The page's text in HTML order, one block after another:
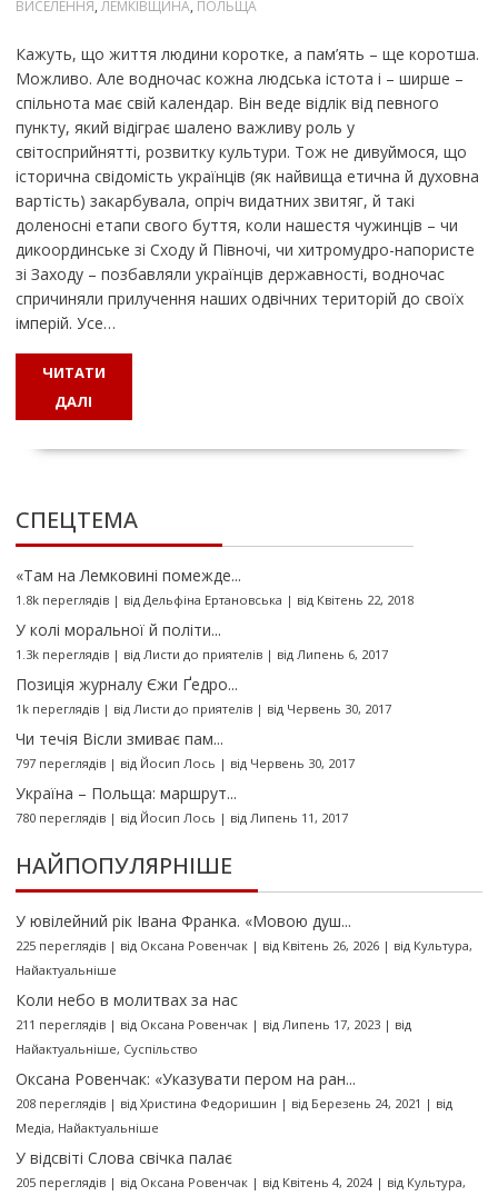
ВИСЕЛЕННЯ,ЛЕМКІВЩИНА, ПОЛЬЩА
Кажуть, що життя людини коротке, а пам’ять – ще коротша.
Можливо. Але водночас кожна людська істота і – ширше –
спільнота має свій календар. Він веде відлік від певного
пункту, який відіграє шалено важливу роль у
світосприйнятті, розвитку культури. Тож не дивуймося, що
історична свідомість українців (як найвища етична й духовна
вартість) закарбувала, опріч видатних звитяг, й такі
доленосні етапи свого буття, коли нашестя чужинців – чи
дикоординське зі Сходу й Півночі, чи хитромудро-напористе
зі Заходу – позбавляли українців державності, водночас
спричиняли прилучення наших одвічних територій до своїх
імперій. Усе…
ЧИТАТИ
ДАЛІ
СПЕЦТЕМА
«Там на Лемковині помежде...
1.8k переглядів| від Дельфіна Ертановська | від Квітень 22, 2018
У колі моральної й політи...
1.3k переглядів| від Листи до приятелів| від Липень 6, 2017
Позиція журналу Єжи Ґедро...
1k переглядів| від Листи до приятелів| від Червень 30, 2017
Чи течія Вісли змиває пам...
797 переглядів| від Йосип Лось | від Червень 30, 2017
Україна – Польща: маршрут...
780 переглядів| від Йосип Лось | від Липень 11, 2017
НАЙПОПУЛЯРНІШЕ
У ювілейний рік Івана Франка. «Мовою душ...
225 переглядів| від Оксана Ровенчак| від Квітень 26, 2026| від Культура,
Найактуальніше
Коли небо в молитвах за нас
211 переглядів| від Оксана Ровенчак| від Липень 17, 2023| від
Найактуальніше, Суспільство
Оксана Ровенчак: «Указувати пером на ран...
208 переглядів| від Христина Федоришин | від Березень 24, 2021 | від
Медіа, Найактуальніше
У відсвіті Слова свічка палає
205 переглядів| від Оксана Ровенчак| від Квітень 4, 2024| від Культура,